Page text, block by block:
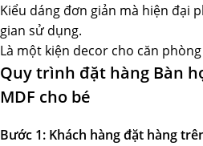
Kiểu dáng đơn giản mà hiện đại
gian sử dụng.
Là một kiện decor cho căn
Quy trình đặt hàng Bàn
MDF cho bé
Bước 1: Khách hàng đặt hàng